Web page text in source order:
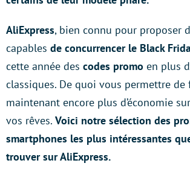
AliExpress, bien connu pour proposer
capables de concurrencer le Black
cette année des codes promo en plus
classiques. De quoi vous permettre de
maintenant encore plus d’économie
vos rêves. Voici notre sélection des
smartphones les plus intéressantes
trouver sur AliExpress.